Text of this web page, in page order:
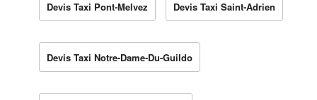
Devis Taxi Pont-Melvez Devis Taxi Saint-Adrien
Devis Taxi Notre-Dame-Du-Guildo